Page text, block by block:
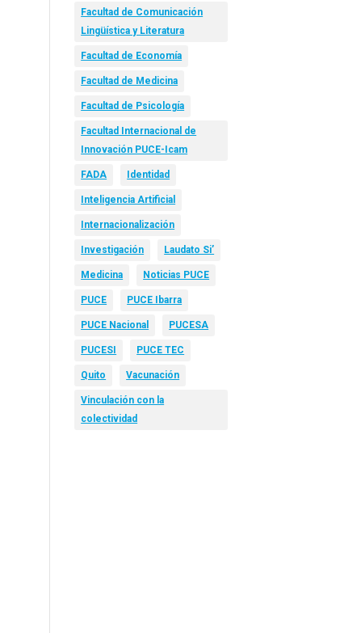
Facultad de Comunicación
Lingüística y Literatura
Facultad de Economía
Facultad de Medicina
Facultad de Psicología
Facultad Internacional de
Innovación PUCE-Icam
FADA Identidad
Inteligencia Artificial
Internacionalización
Investigación Laudato Si’
Medicina Noticias PUCE
PUCE PUCE Ibarra
PUCE Nacional PUCESA
PUCESI PUCE TEC
Quito Vacunación
Vinculación con la
colectividad